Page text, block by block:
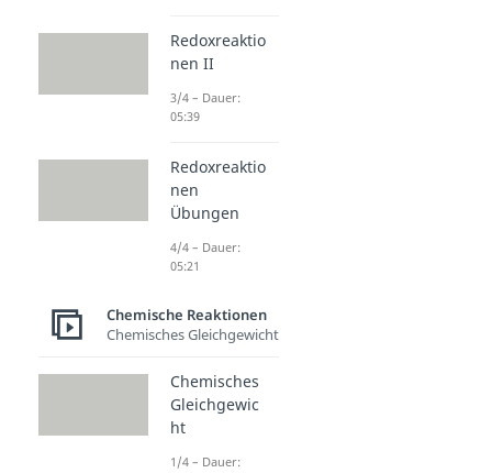
Redoxreaktio
nen II
3/4 – Dauer:
05:39
Redoxreaktio
nen
Übungen
4/4 – Dauer:
05:21
Chemische Reaktionen
Chemisches Gleichgewicht
Chemisches
Gleichgewic
ht
1/4 – Dauer: